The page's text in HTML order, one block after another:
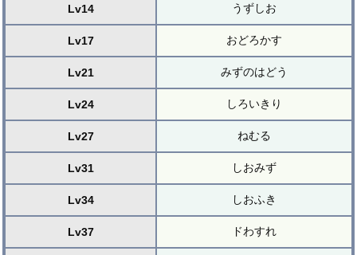
Lv14 うずしお
Lv17 おどろかす
Lv21 みずのはどう
Lv24 しろいきり
Lv27 ねむる
Lv31 しおみず
Lv34 しおふき
Lv37 ドわすれ